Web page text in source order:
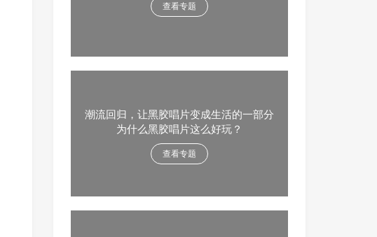
查看专题
潮流回归，让黑胶唱片变成生活的一部分
为什么黑胶唱片这么好玩？
查看专题